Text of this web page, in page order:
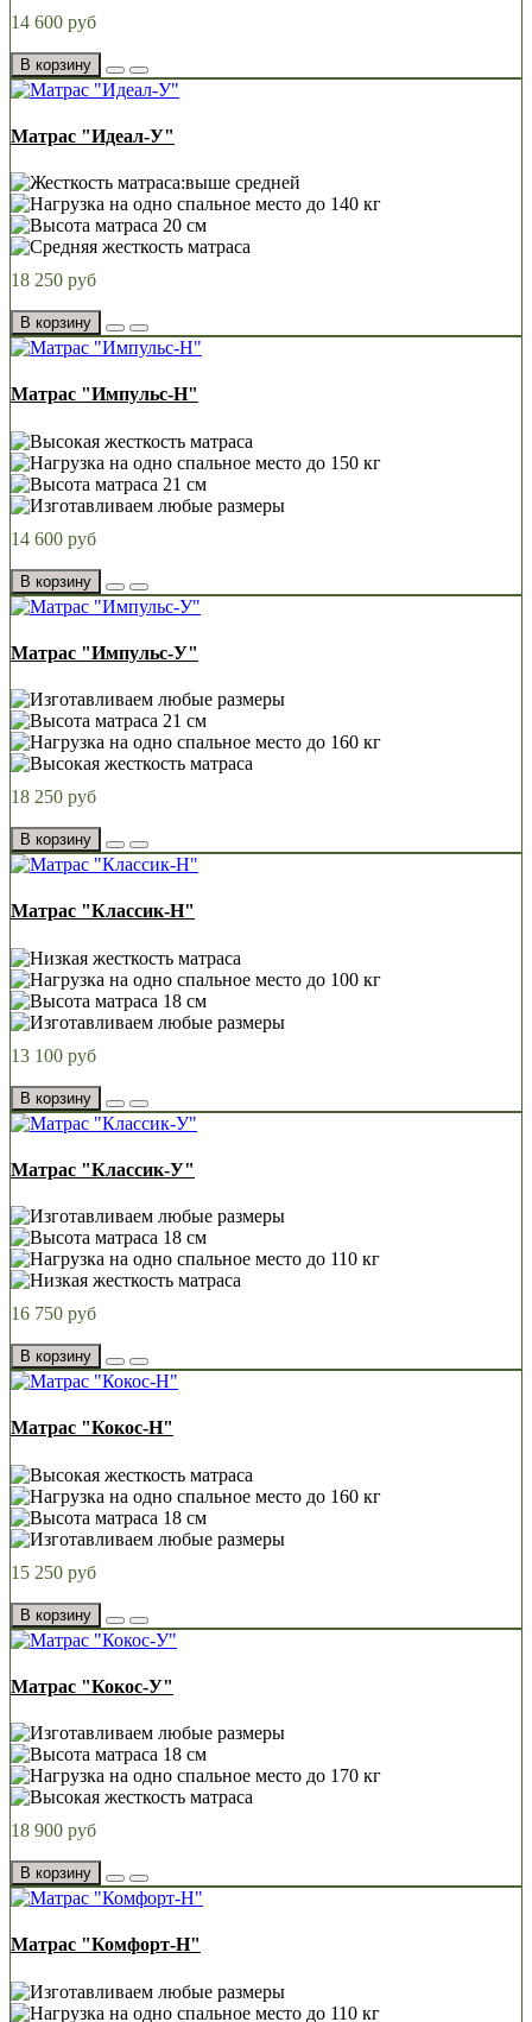
14 600 руб
В корзину
Матрас "Идеал-У"
18 250 руб
В корзину
Матрас "Импульс-Н"
14 600 руб
В корзину
Матрас "Импульс-У"
18 250 руб
В корзину
Матрас "Классик-Н"
13 100 руб
В корзину
Матрас "Классик-У"
16 750 руб
В корзину
Матрас "Кокос-Н"
15 250 руб
В корзину
Матрас "Кокос-У"
18 900 руб
В корзину
Матрас "Комфорт-Н"